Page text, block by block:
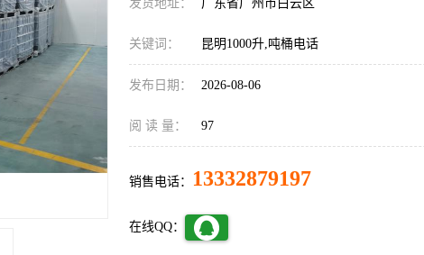
发货地址： 广东省广州市白云区
关键词： 昆明1000升,吨桶电话
发布日期： 2026-08-06
阅 读 量： 97
销售电话： 13332879197
在线QQ：